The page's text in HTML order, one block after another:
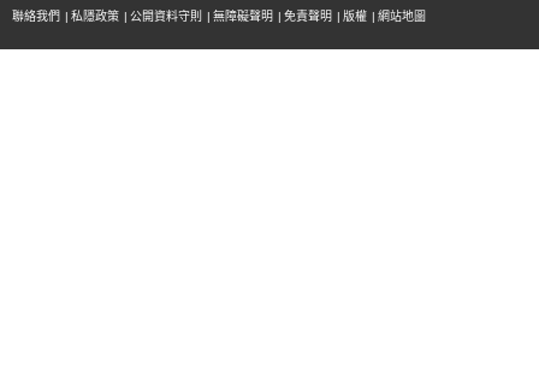
聯絡我們 | 私隱政策 | 公開資料守則 | 無障礙聲明 | 免責聲明 | 版權 | 網站地圖